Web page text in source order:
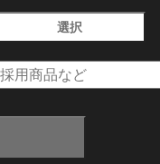
選択